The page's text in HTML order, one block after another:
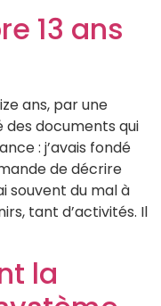
13 ans
ans, par une
des documents qui
: j’avais fondé
de décrire
souvent du mal à
tant d’activités. Il
la